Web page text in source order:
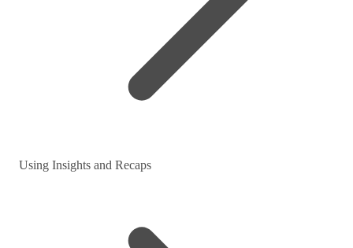
Using Insights and Recaps